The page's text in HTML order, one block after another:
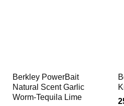
Berkley PowerBait
Natural Scent Garlic
Worm-Tequila Lime